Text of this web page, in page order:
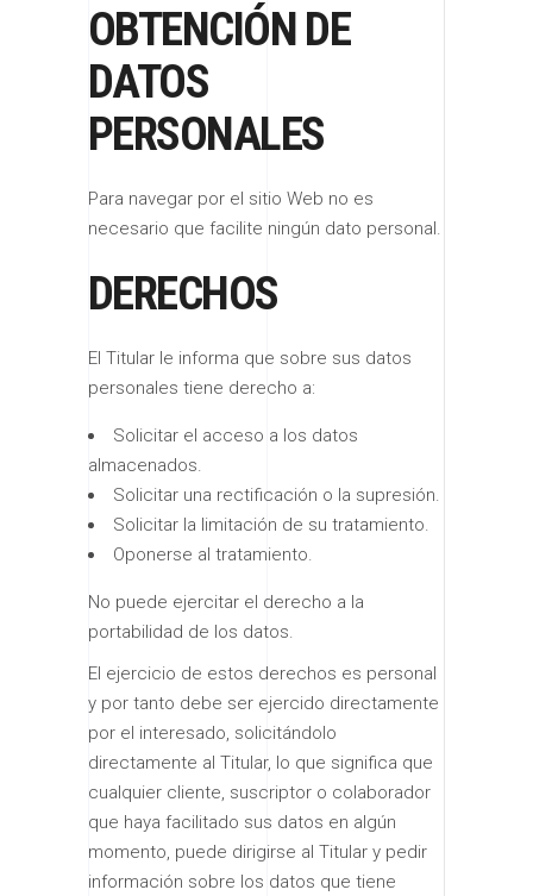
OBTENCIÓN DE
DATOS
PERSONALES
Para navegar por el sitio Web no es
necesario que facilite ningún dato personal.
DERECHOS
El Titular le informa que sobre sus datos
personales tiene derecho a:
Solicitar el acceso a los datos
almacenados.
Solicitar una rectificación o la supresión.
Solicitar la limitación de su tratamiento.
Oponerse al tratamiento.
No puede ejercitar el derecho a la
portabilidad de los datos.
El ejercicio de estos derechos es personal
y por tanto debe ser ejercido directamente
por el interesado, solicitándolo
directamente al Titular, lo que significa que
cualquier cliente, suscriptor o colaborador
que haya facilitado sus datos en algún
momento, puede dirigirse al Titular y pedir
información sobre los datos que tiene